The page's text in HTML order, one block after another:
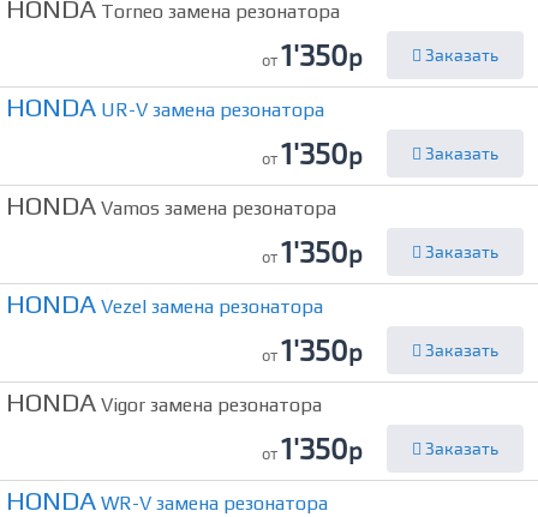
HONDA Torneo замена резонатора
от1'350р Заказать
HONDA UR-V замена резонатора
от1'350р Заказать
HONDA Vamos замена резонатора
от1'350р Заказать
HONDA Vezel замена резонатора
от1'350р Заказать
HONDA Vigor замена резонатора
от1'350р Заказать
HONDA WR-V замена резонатора